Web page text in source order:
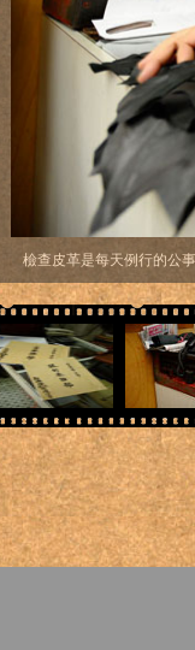
檢查皮革是每天例行的公